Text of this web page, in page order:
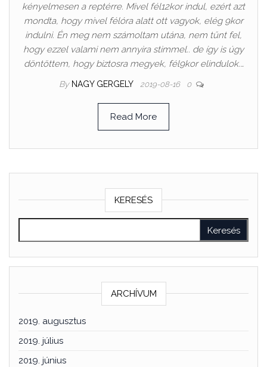
kényelmesen a reptérre. Mivel fél12kor indul, ezért azt
mondta, hogy mivel félóra alatt ott vagyok, elég 9kor
indulni. Én meg nem számoltam utána, nem tűnt fel,
hogy ezzel valami nem annyira stimmel.. de így is úgy
döntöttem, hogy biztosra megyek, fél9kor elindulok.…
By NAGY GERGELY 2019-08-16 0
Read More
KERESÉS
ARCHÍVUM
2019. augusztus
2019. július
2019. június